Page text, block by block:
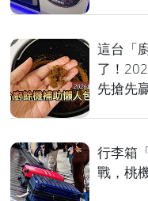
這台「
了！
先搶先
行李箱
戰，桃